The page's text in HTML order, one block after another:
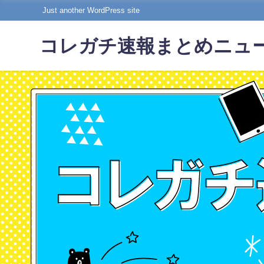
Just another WordPress site
コレガチ速報まとめニュ